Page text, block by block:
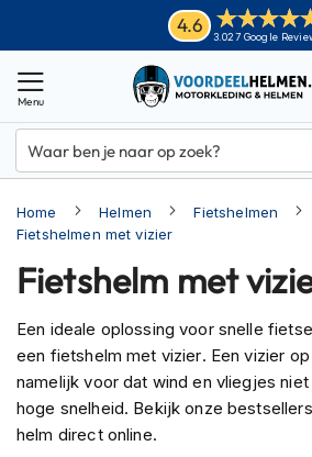
4.6
3.027 Google
Ga
naar
inhoud
M
o
t
o
h
l
m
n
d
v
e
n
t
u
Home Helmen
Fietshelmen
Fietshelmen met vizier
Fietshelm met
Een ideale oplossing voor snelle
een fietshelm met vizier. Een vizier
namelijk voor dat wind en vliegjes
hoge snelheid. Bekijk onze
helm direct online.